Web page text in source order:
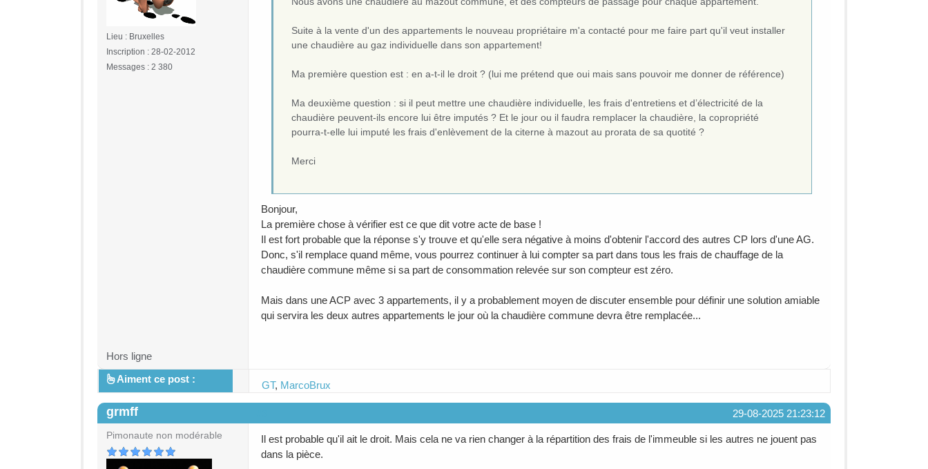
Lieu : Bruxelles
Inscription : 28-02-2012
Messages : 2 380
Suite à la vente d'un des appartements le nouveau propriétaire m'a contacté pour me faire part qu'il veut installer
une chaudière au gaz individuelle dans son appartement!
Ma première question est : en a-t-il le droit ? (lui me prétend que oui mais sans pouvoir me donner de référence)
Ma deuxième question : si il peut mettre une chaudière individuelle, les frais d'entretiens et d’électricité de la
chaudière peuvent-ils encore lui être imputés ? Et le jour ou il faudra remplacer la chaudière, la copropriété
pourra-t-elle lui imputé les frais d'enlèvement de la citerne à mazout au prorata de sa quotité ?
Merci
Bonjour,
La première chose à vérifier est ce que dit votre acte de base !
Il est fort probable que la réponse s'y trouve et qu'elle sera négative à moins d'obtenir l'accord des autres CP lors d'une AG.
Donc, s'il remplace quand même, vous pourrez continuer à lui compter sa part dans tous les frais de chauffage de la
chaudière commune même si sa part de consommation relevée sur son compteur est zéro.
Mais dans une ACP avec 3 appartements, il y a probablement moyen de discuter ensemble pour définir une solution amiable
qui servira les deux autres appartements le jour où la chaudière commune devra être remplacée...
Hors ligne
Aiment ce post :
GT, MarcoBrux
29-08-2025 21:23:12
grmff
Pimonaute non modérable
Il est probable qu'il ait le droit. Mais cela ne va rien changer à la répartition des frais de l'immeuble si les autres ne jouent pas
dans la pièce.